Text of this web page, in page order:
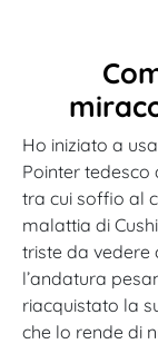
Ho iniziato a
Pointer tedesco
tra cui soffio al
malattia di
triste da vedere
l’andatura
riacquistato la
che lo rende di